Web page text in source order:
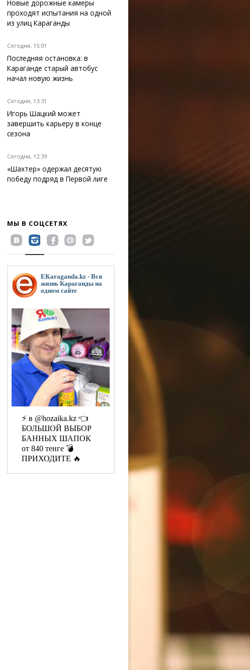
Новые дорожные камеры
проходят испытания на одной
из улиц Караганды
Сегодня, 15:01
Последняя остановка: в
Караганде старый автобус
начал новую жизнь
Сегодня, 13:31
Игорь Шацкий может
завершить карьеру в конце
сезона
Сегодня, 12:39
«Шахтер» одержал десятую
победу подряд в Первой лиге
МЫ В СОЦСЕТЯХ
EKaraganda.kz - Вся
жизнь Караганды на
одном сайте